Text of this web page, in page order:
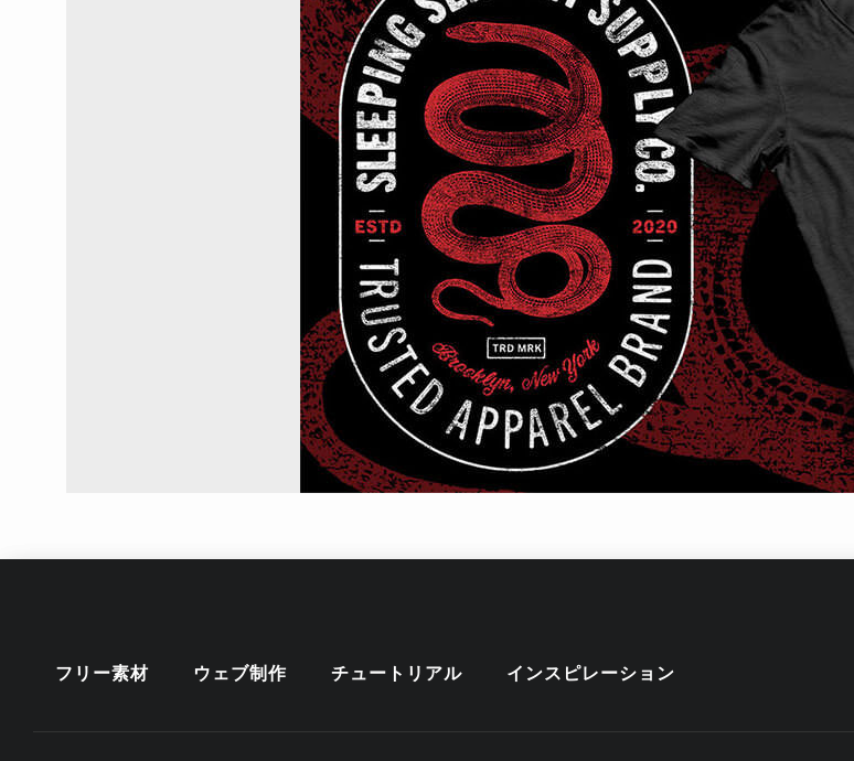
フリー素材 ウェブ制作 チュートリアル インスピレーション